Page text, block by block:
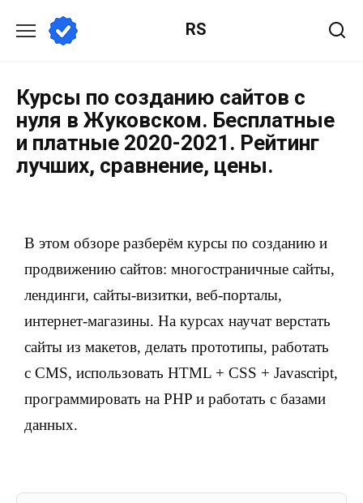
RS
Курсы по созданию сайтов с
нуля в Жуковском. Бесплатные
и платные 2020-2021. Рейтинг
лучших, сравнение, цены.
В этом обзоре разберём курсы по созданию и
продвижению сайтов: многостраничные сайты,
лендинги, сайты-визитки, веб-порталы,
интернет-магазины. На курсах научат верстать
сайты из макетов, делать прототипы, работать
с CMS, использовать HTML + CSS + Javascript,
программировать на PHP и работать с базами
данных.